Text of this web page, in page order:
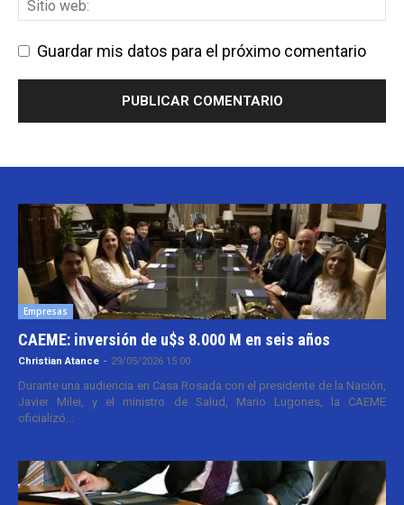
Guardar mis datos para el próximo comentario
Empresas
CAEME: inversión de u$s 8.000 M en seis años
Christian Atance - 29/05/2026 15:00
Durante una audiencia en Casa Rosada con el presidente de la Nación,
Javier Milei, y el ministro de Salud, Mario Lugones, la CAEME
oficializó...